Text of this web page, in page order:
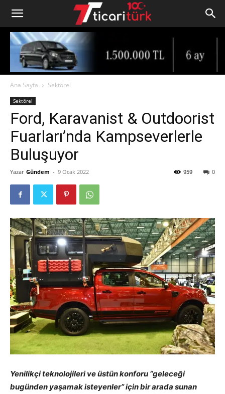
Ana Sayfa Sektörel
Sektörel
Ford, Karavanist & Outdoorist
Fuarları’nda Kampseverlerle
Buluşuyor
Yazar Gündem - 9 Ocak 2022 0
959
Yenilikçi teknolojileri ve üstün konforu “geleceği
bugünden yaşamak isteyenler” için bir arada sunan